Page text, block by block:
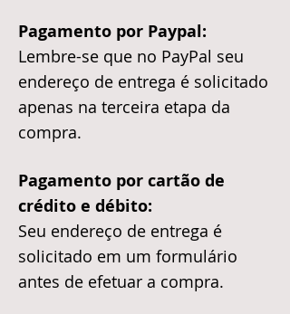
Pagamento por Paypal:
Lembre-se que no PayPal seu
endereço de entrega é solicitado
apenas na terceira etapa da
compra.
Pagamento por cartão de
crédito e débito:
Seu endereço de entrega é
solicitado em um formulário
antes de efetuar a compra.